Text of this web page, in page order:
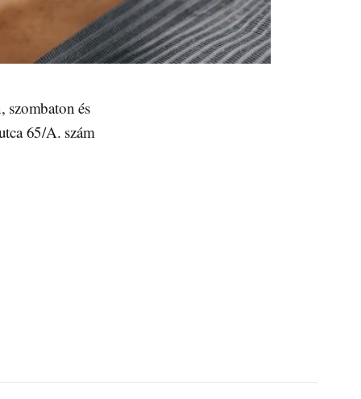
szombaton és
65/A. szám